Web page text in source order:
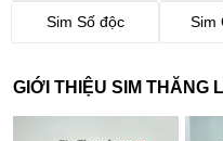
Sim Số độc Sim
GIỚI THIỆU SIM THĂNG